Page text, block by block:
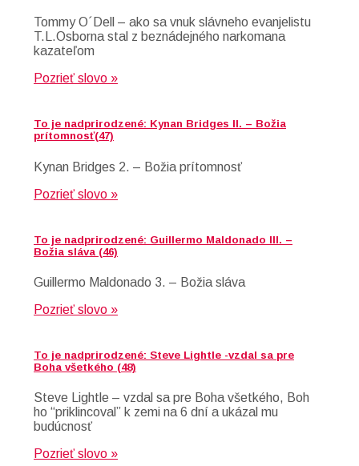
Tommy O´Dell – ako sa vnuk slávneho evanjelistu
T.L.Osborna stal z beznádejného narkomana
kazateľom
Pozrieť slovo »
To je nadprirodzené: Kynan Bridges II. – Božia
prítomnosť(47)
Kynan Bridges 2. – Božia prítomnosť
Pozrieť slovo »
To je nadprirodzené: Guillermo Maldonado III. –
Božia sláva (46)
Guillermo Maldonado 3. – Božia sláva
Pozrieť slovo »
To je nadprirodzené: Steve Lightle -vzdal sa pre
Boha všetkého (48)
Steve Lightle – vzdal sa pre Boha všetkého, Boh
ho “priklincoval” k zemi na 6 dní a ukázal mu
budúcnosť
Pozrieť slovo »